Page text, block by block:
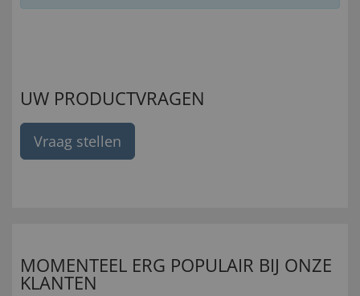
UW PRODUCTVRAGEN
Vraag stellen
MOMENTEEL ERG POPULAIR BIJ ONZE
KLANTEN